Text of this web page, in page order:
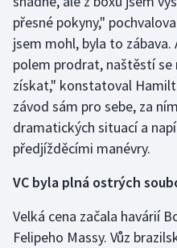
Plážový volejbal
Ragby
Rychlobruslení
Rychlostní kanoistika
Short track
Stolní tenis
přesné pokyny,"
jsem mohl, byla to
polem prodrat, naštěstí
získat," konstatoval
závod sám pro sebe, za
dramatických situací a
předjížděcími manévry.
VC byla plná ostrých
Velká cena začala havárií
Felipeho Massy. Vůz